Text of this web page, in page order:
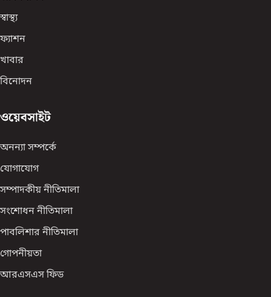
স্বাস্থ্য
ফ্যাশন
খাবার
বিনোদন
ওয়েবসাইট
অনন্যা সম্পর্কে
যোগাযোগ
সম্পাদকীয় নীতিমালা
সংশোধন নীতিমালা
পাবলিশার নীতিমালা
গোপনীয়তা
আরএসএস ফিড